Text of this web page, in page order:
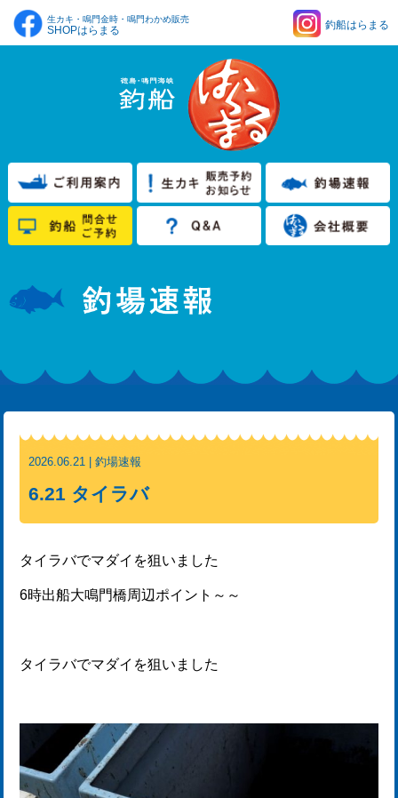
生カキ・鳴門金時・鳴門わかめ販売
SHOPはらまる 釣船はらまる
2026.06.21 | 釣場速報
6.21 タイラバ
タイラバでマダイを狙いました
6時出船大鳴門橋周辺ポイント～～
タイラバでマダイを狙いました